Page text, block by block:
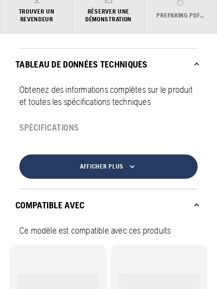
TROUVER UN
REVENDEUR
RÉSERVER UNE
DÉMONSTRATION
PREPARING PDF…
TABLEAU DE DONNÉES TECHNIQUES
Obtenez des informations complètes sur le produit
et toutes les spécifications techniques
SPÉCIFICATIONS
AFFICHER PLUS
COMPATIBLE AVEC
Ce modèle est compatible avec ces produits